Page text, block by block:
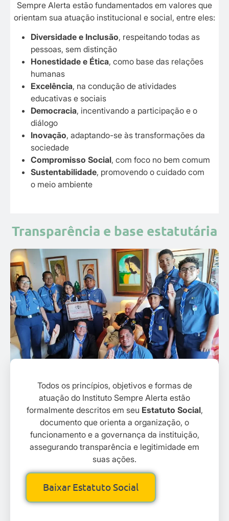
Sempre Alerta estão fundamentados em valores que
orientam sua atuação institucional e social, entre eles:
Diversidade e Inclusão, respeitando todas as
pessoas, sem distinção
Honestidade e Ética, como base das relações
humanas
Excelência, na condução de atividades
educativas e sociais
Democracia, incentivando a participação e o
diálogo
Inovação, adaptando-se às transformações da
sociedade
Compromisso Social, com foco no bem comum
Sustentabilidade, promovendo o cuidado com
o meio ambiente
Transparência e base estatutária
Todos os princípios, objetivos e formas de
atuação do Instituto Sempre Alerta estão
formalmente descritos em seu Estatuto Social,
documento que orienta a organização, o
funcionamento e a governança da instituição,
assegurando transparência e legitimidade em
suas ações.
Baixar Estatuto Social